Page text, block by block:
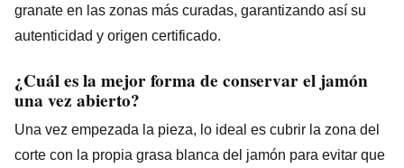
granate en las zonas más curadas, garantizando así su
autenticidad y origen certificado.
¿Cuál es la mejor forma de conservar el jamón
una vez abierto?
Una vez empezada la pieza, lo ideal es cubrir la zona del
corte con la propia grasa blanca del jamón para evitar que